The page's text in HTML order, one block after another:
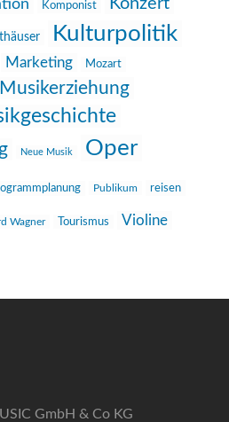
Komponist Konzert
Kulturpolitik
Marketing Mozart
Musikerziehung
Neue Musik Oper
Publikum reisen
Wagner Tourismus Violine
GmbH & Co KG